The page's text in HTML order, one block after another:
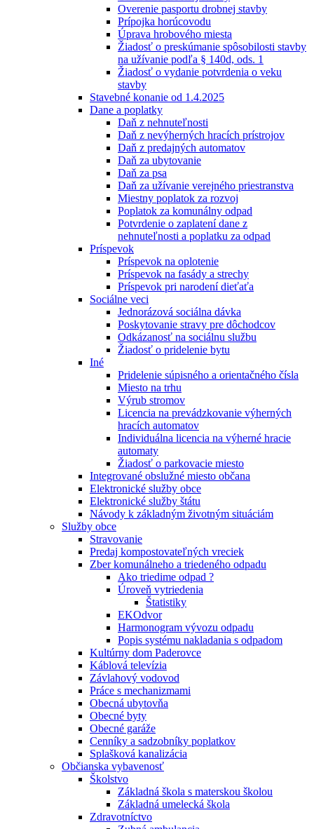
Overenie pasportu drobnej stavby
Prípojka horúcovodu
Úprava hrobového miesta
Žiadosť o preskúmanie spôsobilosti stavby
na užívanie podľa § 140d, ods. 1
Žiadosť o vydanie potvrdenia o veku
stavby
Stavebné konanie od 1.4.2025
Dane a poplatky
Daň z nehnuteľnosti
Daň z nevýherných hracích prístrojov
Daň z predajných automatov
Daň za ubytovanie
Daň za psa
Daň za užívanie verejného priestranstva
Miestny poplatok za rozvoj
Poplatok za komunálny odpad
Potvrdenie o zaplatení dane z
nehnuteľnosti a poplatku za odpad
Príspevok
Príspevok na oplotenie
Príspevok na fasády a strechy
Príspevok pri narodení dieťaťa
Sociálne veci
Jednorázová sociálna dávka
Poskytovanie stravy pre dôchodcov
Odkázanosť na sociálnu službu
Žiadosť o pridelenie bytu
Iné
Pridelenie súpisného a orientačného čísla
Miesto na trhu
Výrub stromov
Licencia na prevádzkovanie výherných
hracích automatov
Individuálna licencia na výherné hracie
automaty
Žiadosť o parkovacie miesto
Integrované obslužné miesto občana
Elektronické služby obce
Elektronické služby štátu
Návody k základným životným situáciám
Služby obce
Stravovanie
Predaj kompostovateľných vreciek
Zber komunálneho a triedeného odpadu
Ako triedime odpad ?
Úroveň vytriedenia
Štatistiky
EKOdvor
Harmonogram vývozu odpadu
Popis systému nakladania s odpadom
Kultúrny dom Paderovce
Káblová televízia
Závlahový vodovod
Práce s mechanizmami
Obecná ubytovňa
Obecné byty
Obecné garáže
Cenníky a sadzobníky poplatkov
Splašková kanalizácia
Občianska vybavenosť
Školstvo
Základná škola s materskou školou
Základná umelecká škola
Zdravotníctvo